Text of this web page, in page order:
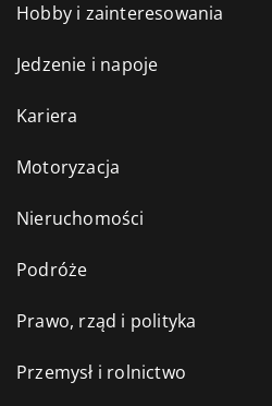
Hobby i zainteresowania
Jedzenie i napoje
Kariera
Motoryzacja
Nieruchomości
Podróże
Prawo, rząd i polityka
Przemysł i rolnictwo